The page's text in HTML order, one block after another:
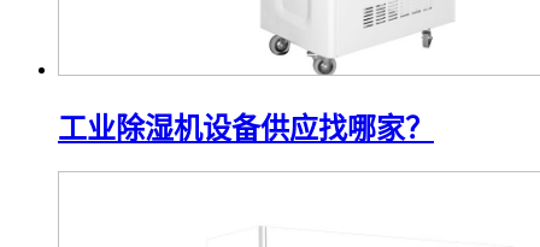
工业除湿机设备供应找哪家？